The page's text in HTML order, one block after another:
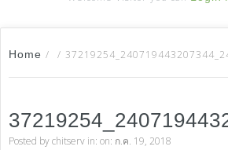
Home / /
Posted bychitserv in: on: ก.ค. 19, 2018